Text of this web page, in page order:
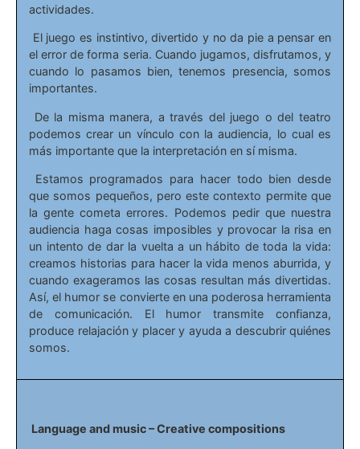
actividades.
El juego es instintivo, divertido y no da pie a pensar en
el error de forma seria. Cuando jugamos, disfrutamos, y
cuando lo pasamos bien, tenemos presencia, somos
importantes.
De la misma manera, a través del juego o del teatro
podemos crear un vínculo con la audiencia, lo cual es
más importante que la interpretación en sí misma.
Estamos programados para hacer todo bien desde
que somos pequeños, pero este contexto permite que
la gente cometa errores. Podemos pedir que nuestra
audiencia haga cosas imposibles y provocar la risa en
un intento de dar la vuelta a un hábito de toda la vida:
creamos historias para hacer la vida menos aburrida, y
cuando exageramos las cosas resultan más divertidas.
Así, el humor se convierte en una poderosa herramienta
de comunicación. El humor transmite confianza,
produce relajación y placer y ayuda a descubrir quiénes
somos.
Language and music – Creative compositions